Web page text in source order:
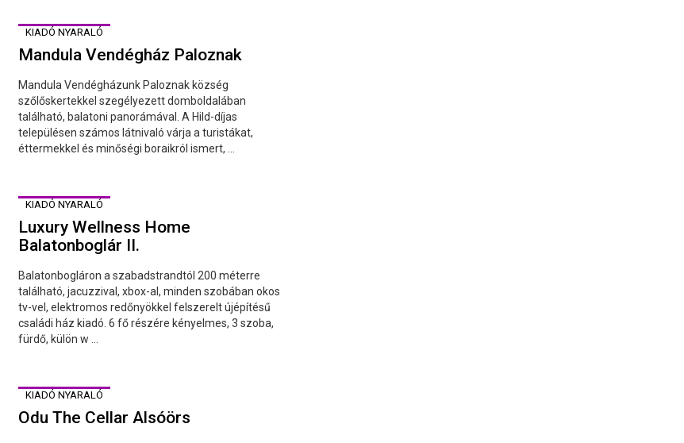
KIADÓ NYARALÓ
Mandula Vendégház Paloznak
Mandula Vendégházunk Paloznak község
szőlőskertekkel szegélyezett domboldalában
található, balatoni panorámával. A Hild-díjas
településen számos látnivaló várja a turistákat,
éttermekkel és minőségi boraikról ismert, ...
KIADÓ NYARALÓ
Luxury Wellness Home
Balatonboglár II.
Balatonbogláron a szabadstrandtól 200 méterre
található, jacuzzival, xbox-al, minden szobában okos
tv-vel, elektromos redőnyökkel felszerelt újépítésű
családi ház kiadó. 6 fő részére kényelmes, 3 szoba,
fürdő, külön w ...
KIADÓ NYARALÓ
Odu The Cellar Alsóörs